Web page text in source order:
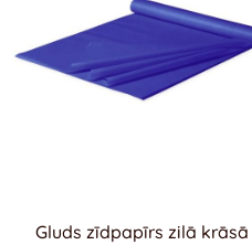
Gluds zīdpapīrs zilā krāsā